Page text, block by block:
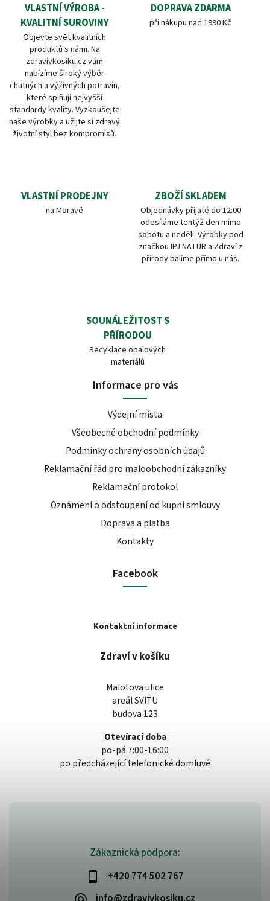
VLASTNÍ VÝROBA -
KVALITNÍ SUROVINY
Objevte svět kvalitních
produktů s námi. Na
zdravivkosiku.cz vám
nabízíme široký výběr
chutných a výživných potravin,
které splňují nejvyšší
standardy kvality. Vyzkoušejte
naše výrobky a užijte si zdravý
životní styl bez kompromisů.
DOPRAVA ZDARMA
při nákupu nad 1990 Kč
VLASTNÍ PRODEJNY
na Moravě
ZBOŽÍ SKLADEM
Objednávky přijaté do 12:00
odesíláme tentýž den mimo
sobotu a neděli. Výrobky pod
značkou IPJ NATUR a Zdraví z
přírody balíme přímo u nás.
SOUNÁLEŽITOST S
PŘÍRODOU
Recyklace obalových
materiálů
Zákaznická podpora:
+420 774 502 767
Informace pro vás
Výdejní místa
Všeobecné obchodní podmínky
Podmínky ochrany osobních údajů
Reklamační řád pro maloobchodní zákazníky
Reklamační protokol
Oznámení o odstoupení od kupní smlouvy
Doprava a platba
Kontakty
Facebook
Kontaktní informace
Zdraví v košíku
Malotova ulice
areál SVITU
budova 123
Otevírací doba
po-pá 7:00-16:00
po předcházející telefonické domluvě